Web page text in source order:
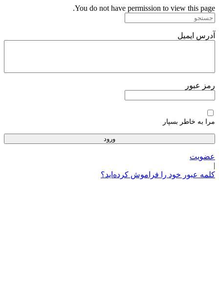
پرش
به
You do not have permission to view this page.
آدرس ایمیل
رمز عبور
مرا به خاطر بسپار
عضویت
|
کلمه عبور خود را فراموش کرده‌اید؟